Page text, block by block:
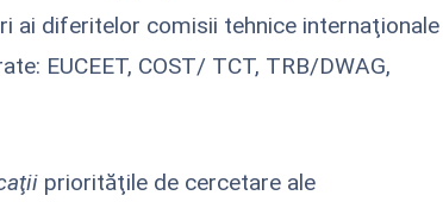
ai diferitelor comisii tehnice internaţionale
EUCEET, COST/ TCT, TRB/DWAG,
priorităţile de cercetare ale